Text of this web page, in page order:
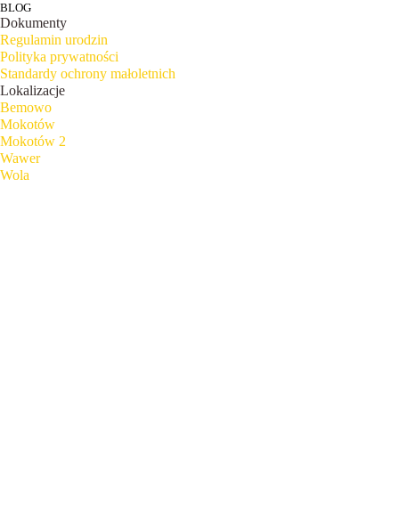
BLOG
Dokumenty
Regulamin urodzin
Polityka prywatności
Standardy ochrony małoletnich
Lokalizacje
Bemowo
Mokotów
Mokotów 2
Wawer
Wola